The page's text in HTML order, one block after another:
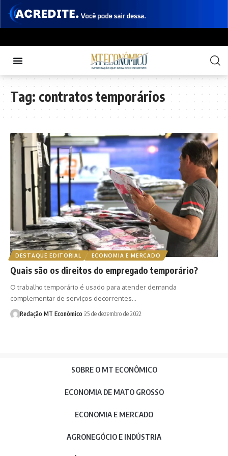
Tag: contratos temporários
DESTAQUE EDITORIAL ECONOMIA E MERCADO
Quais são os direitos do empregado temporário?
O trabalho temporário é usado para atender demanda
complementar de serviços decorrentes…
Redação MT Econômico 25 de dezembro de 2022
SOBRE O MT ECONÔMICO
ECONOMIA DE MATO GROSSO
ECONOMIA E MERCADO
AGRONEGÓCIO E INDÚSTRIA